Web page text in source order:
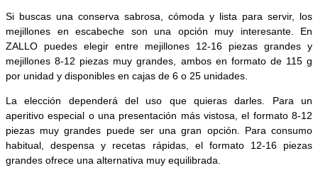
Si buscas una conserva sabrosa, cómoda y lista para servir, los
mejillones en escabeche son una opción muy interesante. En
ZALLO puedes elegir entre mejillones 12-16 piezas grandes y
mejillones 8-12 piezas muy grandes, ambos en formato de 115 g
por unidad y disponibles en cajas de 6 o 25 unidades.
La elección dependerá del uso que quieras darles. Para un
aperitivo especial o una presentación más vistosa, el formato 8-12
piezas muy grandes puede ser una gran opción. Para consumo
habitual, despensa y recetas rápidas, el formato 12-16 piezas
grandes ofrece una alternativa muy equilibrada.